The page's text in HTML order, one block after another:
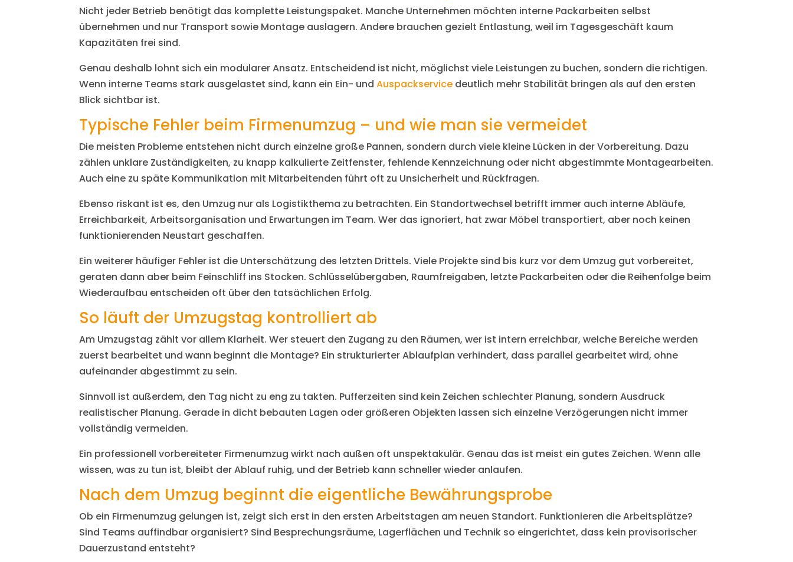
Nicht jeder Betrieb benötigt das komplette Leistungspaket. Manche Unternehmen möchten interne Packarbeiten selbst
übernehmen und nur Transport sowie Montage auslagern. Andere brauchen gezielt Entlastung, weil im Tagesgeschäft kaum
Kapazitäten frei sind.
Genau deshalb lohnt sich ein modularer Ansatz. Entscheidend ist nicht, möglichst viele Leistungen zu buchen, sondern die richtigen.
Wenn interne Teams stark ausgelastet sind, kann ein Ein- undAuspackservice deutlich mehr Stabilität bringen als auf den ersten
Blick sichtbar ist.
Typische Fehler beim Firmenumzug – und wie man sie vermeidet
Die meisten Probleme entstehen nicht durch einzelne große Pannen, sondern durch viele kleine Lücken in der Vorbereitung. Dazu
zählen unklare Zuständigkeiten, zu knapp kalkulierte Zeitfenster, fehlende Kennzeichnung oder nicht abgestimmte Montagearbeiten.
Auch eine zu späte Kommunikation mit Mitarbeitenden führt oft zu Unsicherheit und Rückfragen.
Ebenso riskant ist es, den Umzug nur als Logistikthema zu betrachten. Ein Standortwechsel betrifft immer auch interne Abläufe,
Erreichbarkeit, Arbeitsorganisation und Erwartungen im Team. Wer das ignoriert, hat zwar Möbel transportiert, aber noch keinen
funktionierenden Neustart geschaffen.
Ein weiterer häufiger Fehler ist die Unterschätzung des letzten Drittels. Viele Projekte sind bis kurz vor dem Umzug gut vorbereitet,
geraten dann aber beim Feinschliff ins Stocken. Schlüsselübergaben, Raumfreigaben, letzte Packarbeiten oder die Reihenfolge beim
Wiederaufbau entscheiden oft über den tatsächlichen Erfolg.
So läuft der Umzugstag kontrolliert ab
Am Umzugstag zählt vor allem Klarheit. Wer steuert den Zugang zu den Räumen, wer ist intern erreichbar, welche Bereiche werden
zuerst bearbeitet und wann beginnt die Montage? Ein strukturierter Ablaufplan verhindert, dass parallel gearbeitet wird, ohne
aufeinander abgestimmt zu sein.
Sinnvoll ist außerdem, den Tag nicht zu eng zu takten. Pufferzeiten sind kein Zeichen schlechter Planung, sondern Ausdruck
realistischer Planung. Gerade in dicht bebauten Lagen oder größeren Objekten lassen sich einzelne Verzögerungen nicht immer
vollständig vermeiden.
Ein professionell vorbereiteter Firmenumzug wirkt nach außen oft unspektakulär. Genau das ist meist ein gutes Zeichen. Wenn alle
wissen, was zu tun ist, bleibt der Ablauf ruhig, und der Betrieb kann schneller wieder anlaufen.
Nach dem Umzug beginnt die eigentliche Bewährungsprobe
Ob ein Firmenumzug gelungen ist, zeigt sich erst in den ersten Arbeitstagen am neuen Standort. Funktionieren die Arbeitsplätze?
Sind Teams auffindbar organisiert? Sind Besprechungsräume, Lagerflächen und Technik so eingerichtet, dass kein provisorischer
Dauerzustand entsteht?